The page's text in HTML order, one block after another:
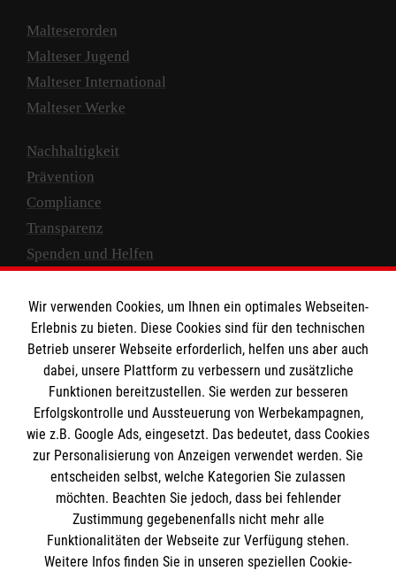
Malteserorden
Malteser Jugend
Malteser International
Malteser Werke
Nachhaltigkeit
Prävention
Compliance
Transparenz
Spenden und Helfen
Empfänger: Malteser Hilfsdienst e.V.
IBAN: DE10 3706 0120 1201 2000 12
BIC: GENODED 1PA7
Wir verwenden Cookies, um Ihnen ein optimales Webseiten-
Erlebnis zu bieten. Diese Cookies sind für den technischen
Betrieb unserer Webseite erforderlich, helfen uns aber auch
dabei, unsere Plattform zu verbessern und zusätzliche
Funktionen bereitzustellen. Sie werden zur besseren
Erfolgskontrolle und Aussteuerung von Werbekampagnen,
wie z.B. Google Ads, eingesetzt. Das bedeutet, dass Cookies
zur Personalisierung von Anzeigen verwendet werden. Sie
entscheiden selbst, welche Kategorien Sie zulassen
möchten. Beachten Sie jedoch, dass bei fehlender
Zustimmung gegebenenfalls nicht mehr alle
Funktionalitäten der Webseite zur Verfügung stehen.
Weitere Infos finden Sie in unseren speziellen Cookie-